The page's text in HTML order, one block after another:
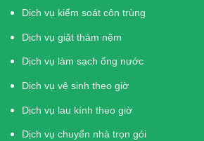
Dịch vụ kiểm soát côn trùng
Dịch vụ giặt thảm nệm
Dịch vụ làm sạch ống nước
Dịch vụ vệ sinh theo giờ
Dịch vụ lau kính theo giờ
Dịch vụ chuyển nhà trọn gói